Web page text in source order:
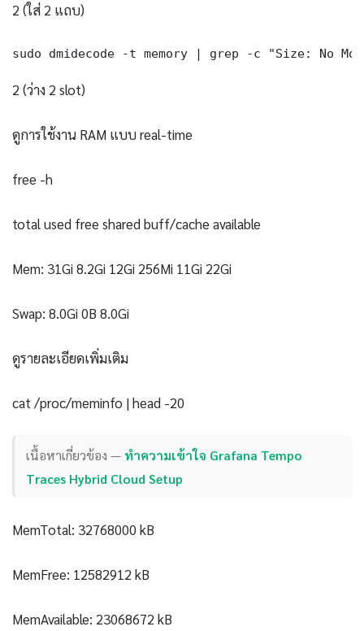
2 (ใส่ 2 แถบ)
sudo dmidecode -t memory | grep -c "Size: No
2 (ว่าง 2 slot)
ดูการใช้งาน RAM แบบ real-time
free -h
total used free shared buff/cache available
Mem: 31Gi 8.2Gi 12Gi 256Mi 11Gi 22Gi
Swap: 8.0Gi 0B 8.0Gi
ดูรายละเอียดเพิ่มเติม
cat /proc/meminfo | head -20
เนื้อหาเกี่ยวข้อง — ทำความเข้าใจ Grafana Tempo
Traces Hybrid Cloud Setup
MemTotal: 32768000 kB
MemFree: 12582912 kB
MemAvailable: 23068672 kB